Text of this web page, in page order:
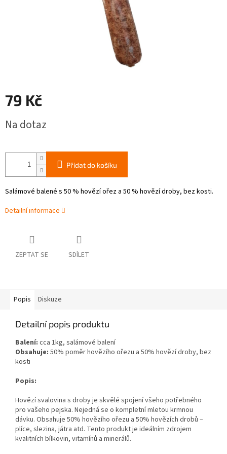
79 Kč
cena:
Na dotaz
Přidat do košíku
Salámové balené s 50 % hovězí ořez a 50 % hovězí droby, bez kosti.
Detailní informace
ZEPTAT SE SDÍLET
Popis Diskuze
Detailní popis produktu
Balení: cca 1kg, salámové balení
Obsahuje: 50% poměr hovězího ořezu a 50% hovězí droby, bez
kosti
Popis:
Hovězí svalovina s droby je skvělé spojení všeho potřebného
pro vašeho pejska. Nejedná se o kompletní mletou krmnou
dávku. Obsahuje 50% hovězího ořezu a 50% hovězích drobů –
plíce, slezina, játra atd. Tento produkt je ideálním zdrojem
kvalitních bílkovin, vitamínů a minerálů.